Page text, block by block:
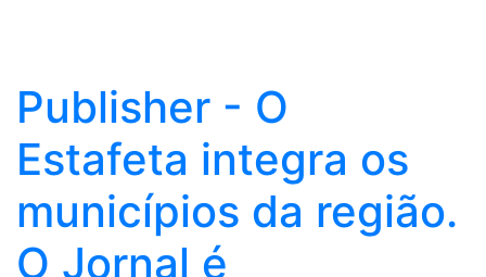
Publisher - O
Estafeta integra os
municípios da região.
O Jornal é